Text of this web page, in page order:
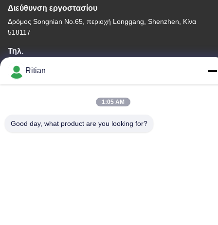
Διεύθυνση εργοστασίου
Δρόμος Songnian No.65, περιοχή Longgang, Shenzhen, Κίνα
518117
Τηλ.
+86-755-84080323
Καλή ποιότητα της Κίνας ΠΡΟΣΤΑΤΕΥΤΙΚΗ ΤΑΙΝΙΑ PE
Ritian
1:05 AM
Good day, what product are you looking for?